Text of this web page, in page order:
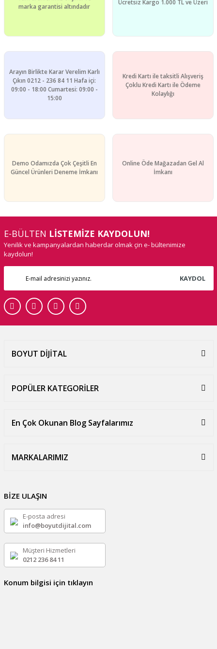
marka garantisi altındadır
Ücretsiz Kargo 1.000 TL ve Üzeri
Arayın Birlikte Karar Verelim Karlı
Çıkın 0212 - 236 84 11 Hafa içi:
09:00 - 18:00 Cumartesi: 09:00 -
15:00
Kredi Kartı ile taksitli Alışveriş
Çoklu Kredi Kartı ile Ödeme
Kolaylığı
Demo Odamızda Çok Çeşitli En
Güncel Ürünleri Deneme İmkanı
Online Öde Mağazadan Gel Al
İmkanı
E-BÜLTEN LİSTEMİZE KAYDOLUN!
Yenilik ve kampanyalardan haberdar olmak çin e- bültenimize
kaydolun!
KAYDOL
BOYUT DİJİTAL
POPÜLER KATEGORİLER
En Çok Okunan Blog Sayfalarımız
MARKALARIMIZ
BİZE ULAŞIN
E-posta adresi
info@boyutdijital.com
Müşteri Hizmetleri
0212 236 84 11
Konum bilgisi için tıklayın